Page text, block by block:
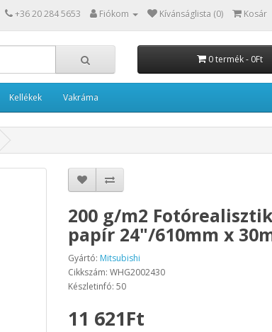
+36 20 284 5653 Fiókom Kívánságlista (0) Kosár
0 termék - 0Ft
Kellékek Vakráma
200 g/m2
papír 24"/610mm x
Gyártó: Mitsubishi
Cikkszám: WHG2002430
Készletinfó: 50
11 621Ft